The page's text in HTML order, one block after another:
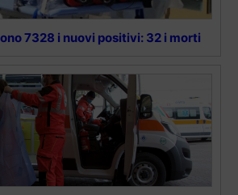
7328 i nuovi positivi: 32 i morti